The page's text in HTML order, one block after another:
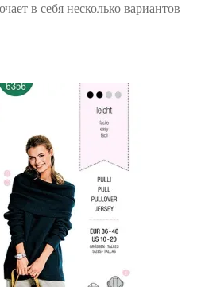
в себя несколько вариантов